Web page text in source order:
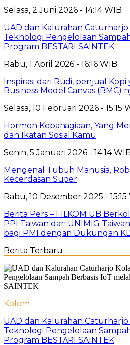
Selasa, 2 Juni 2026 - 14:14 WIB
UAD dan Kalurahan Caturharjo
Teknologi Pengelolaan
Program BESTARI SAINTEK
Rabu, 1 April 2026 - 16:16 WIB
Inspirasi dari Rudi, penjual
Business Model Canvas (BMC)
Selasa, 10 Februari 2026 - 15:15
Hormon Kebahagiaan, Yang
dan Ikatan Sosial Kamu
Senin, 5 Januari 2026 - 14:14 WIB
Mengenal Tubuh Manusia,
Kecerdasan Super
Rabu, 10 Desember 2025 - 15:15
Berita Pers – FILKOM UB
PPI Taiwan dan UNIMIG
bagi PMI dengan Dukungan
Berita Terbaru
Kolom
UAD dan Kalurahan Caturharjo
Teknologi Pengelolaan
Program BESTARI SAINTEK